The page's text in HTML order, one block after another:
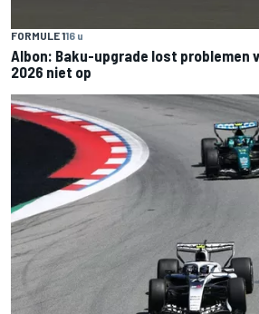
FORMULE 116 u
Albon: Baku-upgrade lost problemen
2026 niet op